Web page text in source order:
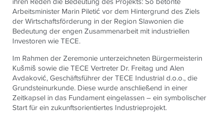
Arbeitsminister Marin Piletić vor dem Hintergrund des Ziels
der Wirtschaftsförderung in der Region Slawonien die
Bedeutung der engen Zusammenarbeit mit industriellen
Investoren wie TECE.
Im Rahmen der Zeremonie unterzeichneten Bürgermeisterin
Kušmiš sowie dieTECE Vertreter Dr. Freitag und Alen
Avdaković, Geschäftsführer derTECE Industrial d.o.o., die
Grundsteinurkunde. Diese wurde anschließend in einer
Zeitkapsel in das Fundament eingelassen – ein symbolischer
Start für ein zukunftsorientiertes Industrieprojekt.